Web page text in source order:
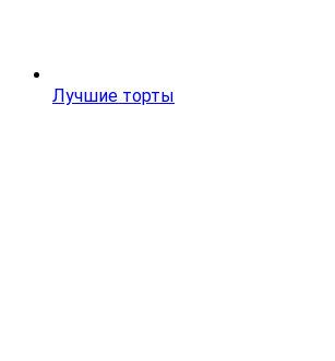
Лучшие торты